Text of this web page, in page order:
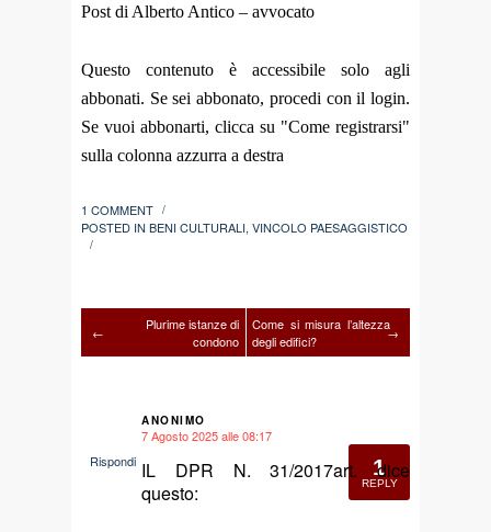
Post di Alberto Antico – avvocato
Questo contenuto è accessibile solo agli
abbonati. Se sei abbonato, procedi con il login.
Se vuoi abbonarti, clicca su "Come registrarsi"
sulla colonna azzurra a destra
1 COMMENT /
POSTED IN BENI CULTURALI,VINCOLO PAESAGGISTICO
/
←
Plurime istanze di
condono
Come si misura l’altezza
degli edifici?
→
1
REPLY
ANONIMO
7 Agosto 2025 alle 08:17
IL DPR N. 31/2017art. dice
questo:
Rispondi